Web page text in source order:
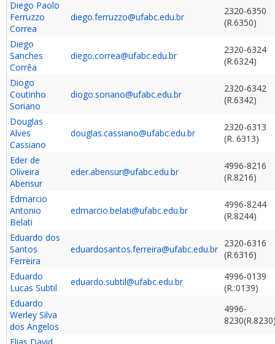
Diego Paolo
Ferruzzo
Correa
diego.ferruzzo@ufabc.edu.br
2320-6350
(R.6350)
Diego
Sanches
Corrêa
diego.correa@ufabc.edu.br
2320-6324
(R.6324)
Diogo
Coutinho
Soriano
diogo.soriano@ufabc.edu.br
2320-6342
(R.6342)
Douglas
Alves
Cassiano
douglas.cassiano@ufabc.edu.br
2320-6313
(R. 6313)
Eder de
Oliveira
Abensur
eder.abensur@ufabc.edu.br
4996-8216
(R.8216)
Edmarcio
Antonio
Belati
edmarcio.belati@ufabc.edu.br
4996-8244
(R.8244)
Eduardo dos
Santos
Ferreira
eduardosantos.ferreira@ufabc.edu.br
2320-6316
(R.6316)
Eduardo
Lucas Subtil
eduardo.subtil@ufabc.edu.br
4996-0139
(R.:0139)
Eduardo
Werley Silva
dos Angelos
4996-